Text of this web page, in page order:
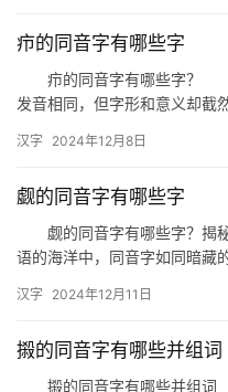
疖的同音字有哪些字
疖的同音字有哪些字？
发音相同，但字形和意义却截
汉字 2024年12月8日
觑的同音字有哪些字
觑的同音字有哪些字？揭
语的海洋中，同音字如同暗藏
…
汉字 2024年12月11日
摋的同音字有哪些并组词
摋的同音字有哪些并组词